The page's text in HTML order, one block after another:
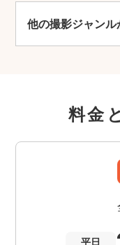
他の撮影ジャンル
料金
平日